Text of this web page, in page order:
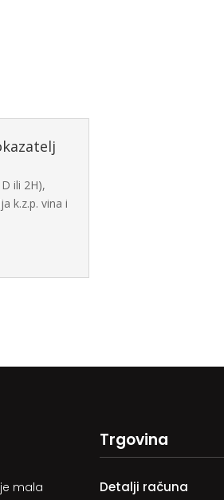
ili 2H),
k.z.p. vina i
mala
Trgovina
Detalji računa